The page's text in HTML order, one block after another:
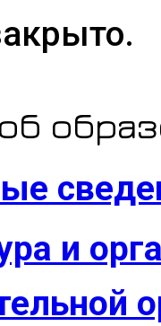
и